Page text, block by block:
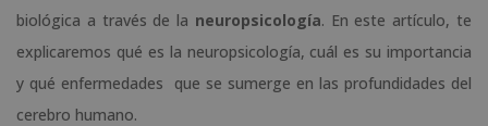
biológica a través de la neuropsicología. En este artículo, te
explicaremos qué es la neuropsicología, cuál es su importancia
y qué enfermedades que se sumerge en las profundidades del
cerebro humano.